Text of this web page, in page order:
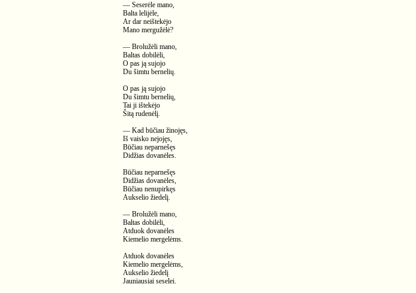
— Seserėle mano,
Balta lelijėle,
Ar dar neištekėjo
Mano mergužėlė?
— Brolužėli mano,
Baltas dobilėli,
O pas ją sujojo
Du šimtu bernelių.
O pas ją sujojo
Du šimtu bernelių,
Tai ji ištekėjo
Šitą rudenėlį.
— Kad būčiau žinojęs,
Iš vaisko nejojęs,
Būčiau neparnešęs
Didžias dovanėles.
Būčiau neparnešęs
Didžias dovanėles,
Būčiau nenupirkęs
Aukselio žiedelį.
— Brolužėli mano,
Baltas dobilėli,
Atduok dovanėles
Kiemelio mergelėms.
Atduok dovanėles
Kiemelio mergelėms,
Aukselio žiedelį
Jauniausiai seselei.